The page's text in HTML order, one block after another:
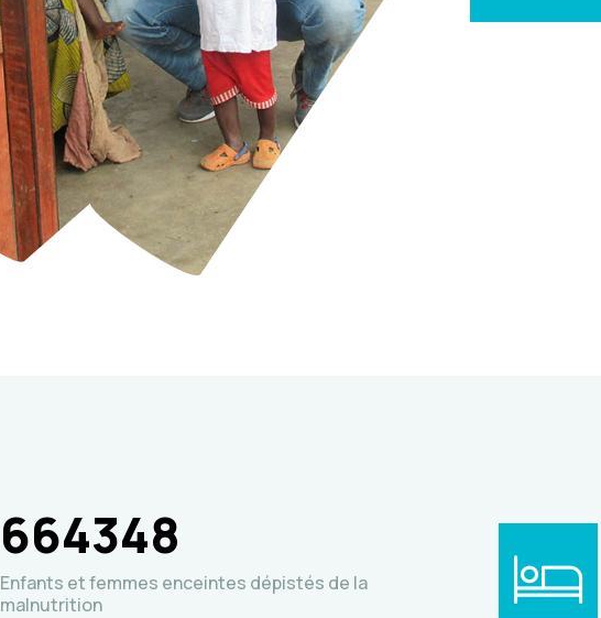
664348
Enfants et femmes enceintes dépistés de la
malnutrition